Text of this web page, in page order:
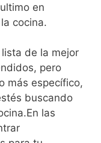
en
cocina.
de la mejor
pero
más específico,
buscando
las